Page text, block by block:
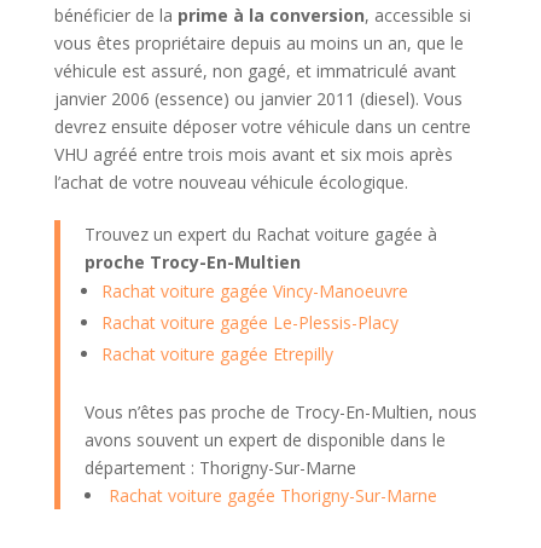
bénéficier de la prime à la conversion, accessible si
vous êtes propriétaire depuis au moins un an, que le
véhicule est assuré, non gagé, et immatriculé avant
janvier 2006 (essence) ou janvier 2011 (diesel). Vous
devrez ensuite déposer votre véhicule dans un centre
VHU agréé entre trois mois avant et six mois après
l’achat de votre nouveau véhicule écologique.
Trouvez un expert du Rachat voiture gagée à
proche Trocy-En-Multien
Rachat voiture gagée Vincy-Manoeuvre
Rachat voiture gagée Le-Plessis-Placy
Rachat voiture gagée Etrepilly
Vous n’êtes pas proche de Trocy-En-Multien, nous
avons souvent un expert de disponible dans le
département : Thorigny-Sur-Marne
Rachat voiture gagée Thorigny-Sur-Marne